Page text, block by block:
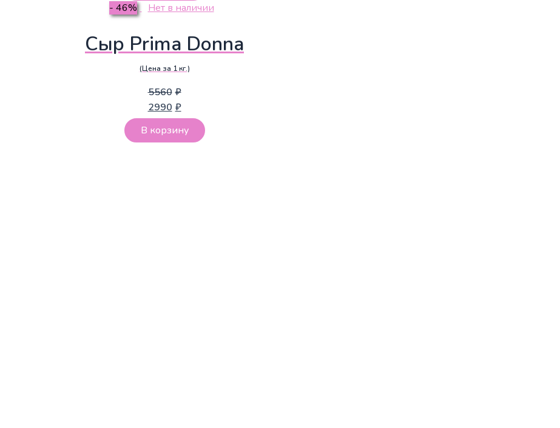
- 46%
Нет в наличии
Сыр Prima Donna
(Цена за 1 кг.)
5560 ₽
2990 ₽
В корзину